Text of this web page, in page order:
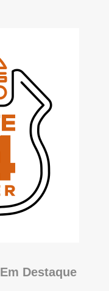
Em Destaque